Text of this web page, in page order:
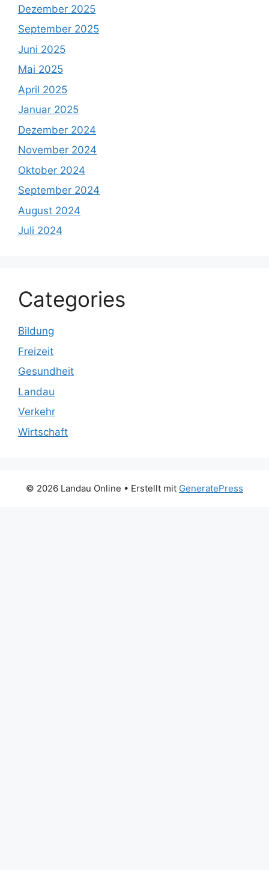
Dezember 2025
September 2025
Juni 2025
Mai 2025
April 2025
Januar 2025
Dezember 2024
November 2024
Oktober 2024
September 2024
August 2024
Juli 2024
Categories
Bildung
Freizeit
Gesundheit
Landau
Verkehr
Wirtschaft
© 2026 Landau Online • Erstellt mit GeneratePress